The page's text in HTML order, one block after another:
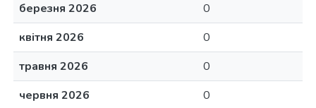
березня 2026
0
квітня 2026
0
травня 2026
0
червня 2026
0